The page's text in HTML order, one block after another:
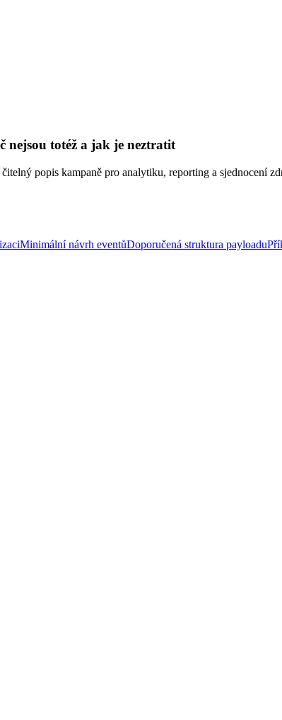
totéž a jak je neztratit
popis kampaně pro analytiku, reporting a sjednocení
Minimální návrh eventůDoporučená struktura payloadu